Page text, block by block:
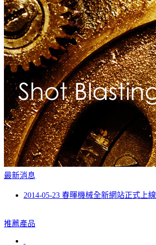
最新消息
2014-05-23 春暉機械全新網站正式上線
推薦產品